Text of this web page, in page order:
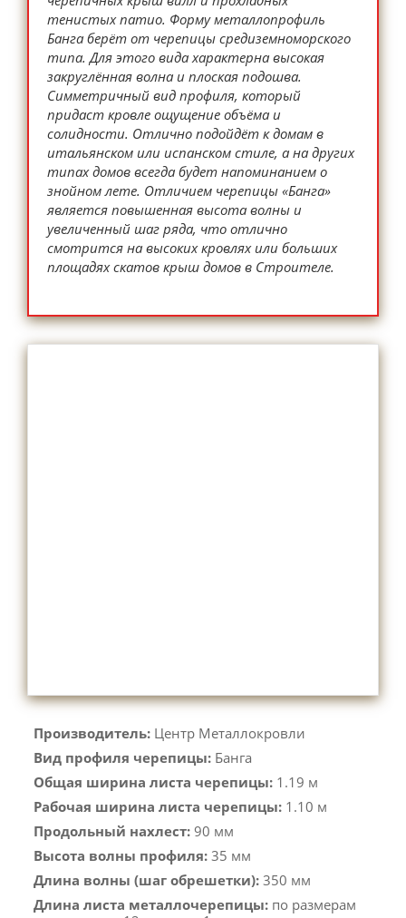
тенистых патио. Форму металлопрофиль
Банга берёт от черепицы средиземноморского
типа. Для этого вида характерна высокая
закруглённая волна и плоская подошва.
Симметричный вид профиля, который
придаст кровле ощущение объёма и
солидности. Отлично подойдёт к домам в
итальянском или испанском стиле, а на других
типах домов всегда будет напоминанием о
знойном лете. Отличием черепицы «Банга»
является повышенная высота волны и
увеличенный шаг ряда, что отлично
смотрится на высоких кровлях или больших
площадях скатов крыш домов в Строителе.
Производитель: Центр Металлокровли
Вид профиля черепицы: Банга
Общая ширина листа черепицы: 1.19 м
Рабочая ширина листа черепицы: 1.10 м
Продольный нахлест: 90 мм
Высота волны профиля: 35 мм
Длина волны (шаг обрешетки): 350 мм
Длина листа металлочерепицы: по размерам